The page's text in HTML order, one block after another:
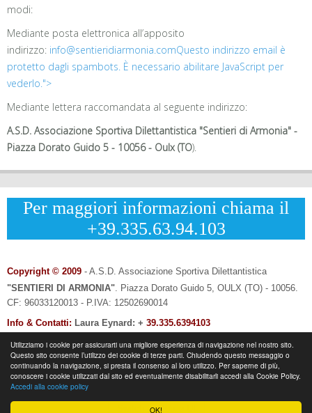
OK!
Utilizziamo i cookie per assicurarti una migliore esperienza di navigazione nel nostro sito.
Questo sito consente l’utilizzo dei cookie di terze parti. Chiudendo questo messaggio o
continuando la navigazione, si presta il consenso al loro utilizzo. Per saperne di più,
conoscere i cookie utilizzati dal sito ed eventualmente disabilitarli accedi alla Cookie Policy.
Accedi alla cookie policy
modi:
Mediante posta elettronica all’apposito
indirizzo: info@sentieridiarmonia.comQuesto indirizzo email è
protetto dagli spambots. È necessario abilitare JavaScript per
vederlo.">
Mediante lettera raccomandata al seguente indirizzo:
A.S.D. Associazione Sportiva Dilettantistica "Sentieri di Armonia" -
Piazza Dorato Guido 5 - 10056 - Oulx (TO).
Per maggiori informazioni chiama il
+39.335.63.94.103
Copyright © 2009 - A.S.D. Associazione Sportiva Dilettantistica
"SENTIERI DI ARMONIA". Piazza Dorato Guido 5, OULX (TO) - 10056.
CF: 96033120013 - P.IVA: 12502690014
Info & Contatti: Laura Eynard: + 39.335.6394103
Switch to Mobile UI